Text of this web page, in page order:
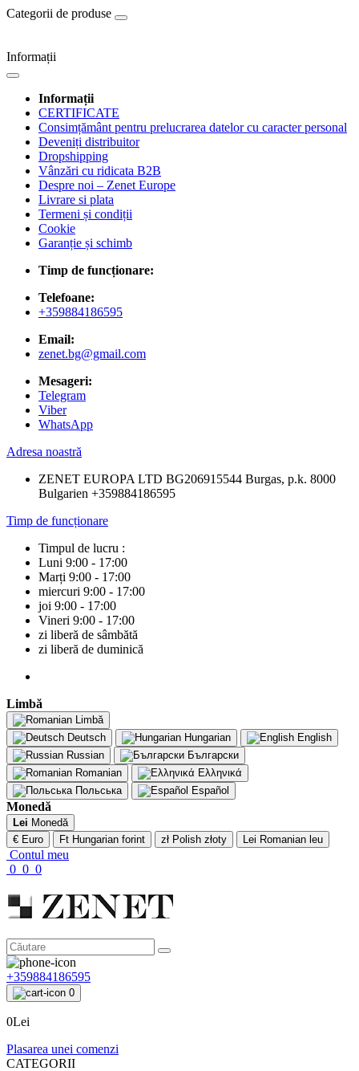
Categorii de produse
Informații
Informații
CERTIFICATE
Consimțământ pentru prelucrarea datelor cu caracter personal
Deveniți distribuitor
Dropshipping
Vânzări cu ridicata B2B
Despre noi – Zenet Europe
Livrare si plata
Termeni și condiții
Cookie
Garanție și schimb
Timp de funcționare:
Telefoane:
+359884186595
Email:
zenet.bg@gmail.com
Mesageri:
Telegram
Viber
WhatsApp
Adresa noastră
ZENET EUROPA LTD BG206915544 Burgas, p.k. 8000
Bulgarien +359884186595
Timp de funcționare
Timpul de lucru :
Luni 9:00 - 17:00
Marți 9:00 - 17:00
miercuri 9:00 - 17:00
joi 9:00 - 17:00
Vineri 9:00 - 17:00
zi liberă de sâmbătă
zi liberă de duminică
Limbă
Limbă
Deutsch
Hungarian
English
Russian
Български
Romanian
Ελληνικά
Польська
Español
Monedă
Lei Monedă
€ Euro
Ft Hungarian forint zł Polish złoty Lei Romanian leu
Contul meu
0 0 0
+359884186595
0
0Lei
Plasarea unei comenzi
CATEGORII